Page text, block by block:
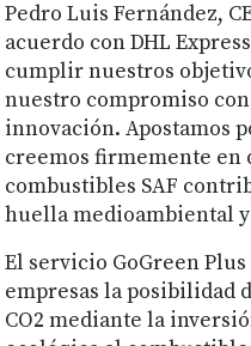
Pedro Luis Fernández,
acuerdo con DHL
cumplir nuestros
nuestro compromiso
innovación. Apostamos
creemos firmemente en
combustibles SAF
huella medioambiental
El servicio GoGreen Plus
empresas la posibilidad
CO2 mediante la